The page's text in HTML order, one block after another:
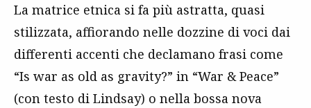
La matrice etnica si fa più astratta, quasi
stilizzata, affiorando nelle dozzine di voci dai
differenti accenti che declamano frasi come
“Is war as old as gravity?” in “War & Peace”
(con testo di Lindsay) o nella bossa nova